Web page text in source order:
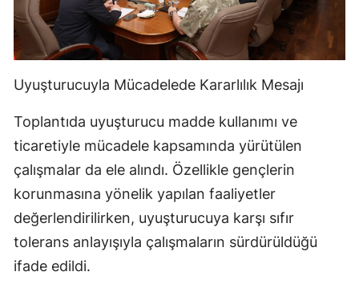
Uyuşturucuyla Mücadelede Kararlılık Mesajı
Toplantıda uyuşturucu madde kullanımı ve
ticaretiyle mücadele kapsamında yürütülen
çalışmalar da ele alındı. Özellikle gençlerin
korunmasına yönelik yapılan faaliyetler
değerlendirilirken, uyuşturucuya karşı sıfır
tolerans anlayışıyla çalışmaların sürdürüldüğü
ifade edildi.